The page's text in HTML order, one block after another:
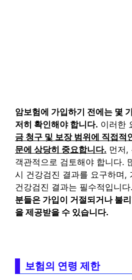
암보험에 가입하기 전에는 몇
저히 확인해야 합니다. 이러한
금 청구 및 보장 범위에 직접적
문에 상당히 중요합니다. 먼저,
객관적으로 검토해야 합니다.
시 건강검진 결과를 요구하며,
건강검진 결과는 필수적입니다.
분들은 가입이 거절되거나 불
을 제공받을 수 있습니다.
보험의 연령 제한